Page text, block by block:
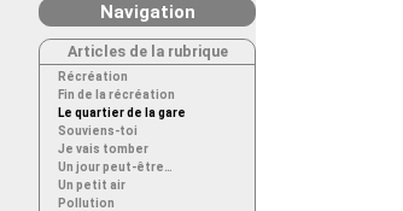
Navigation
Articles de la rubrique
Récréation
Fin de la récréation
Le quartier de la gare
Souviens-toi
Je vais tomber
Un jour peut-être…
Un petit air
Pollution